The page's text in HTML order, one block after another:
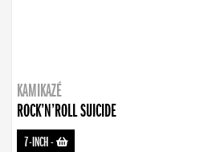
KAMIKAZÉ
ROCK’N’ROLL SUICIDE
7-INCH-